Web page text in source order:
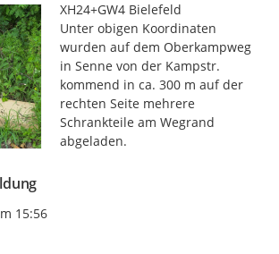
XH24+GW4 Bielefeld
Unter obigen Koordinaten
wurden auf dem Oberkampweg
in Senne von der Kampstr.
kommend in ca. 300 m auf der
rechten Seite mehrere
Schrankteile am Wegrand
abgeladen.
Erstellens
15:56